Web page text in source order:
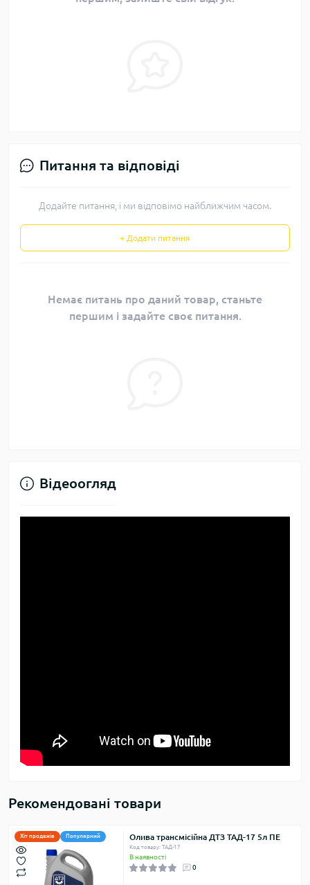
Питання та відповіді
Додайте питання, і ми відповімо найближчим часом.
+ Додати питання
Немає питань про даний товар, станьте
першим і задайте своє питання.
Відеоогляд
Рекомендовані товари
Хіт продажів Популярний Олива трансмісійна ДТЗ ТАД-17 5л ПЕ
Код товару: ТАД-17
В наявності
0